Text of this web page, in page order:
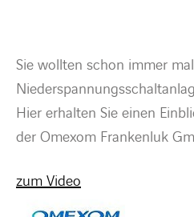
Sie wollten schon immer
Hier erhalten Sie einen
der Omexom Frankenluk
zum Video